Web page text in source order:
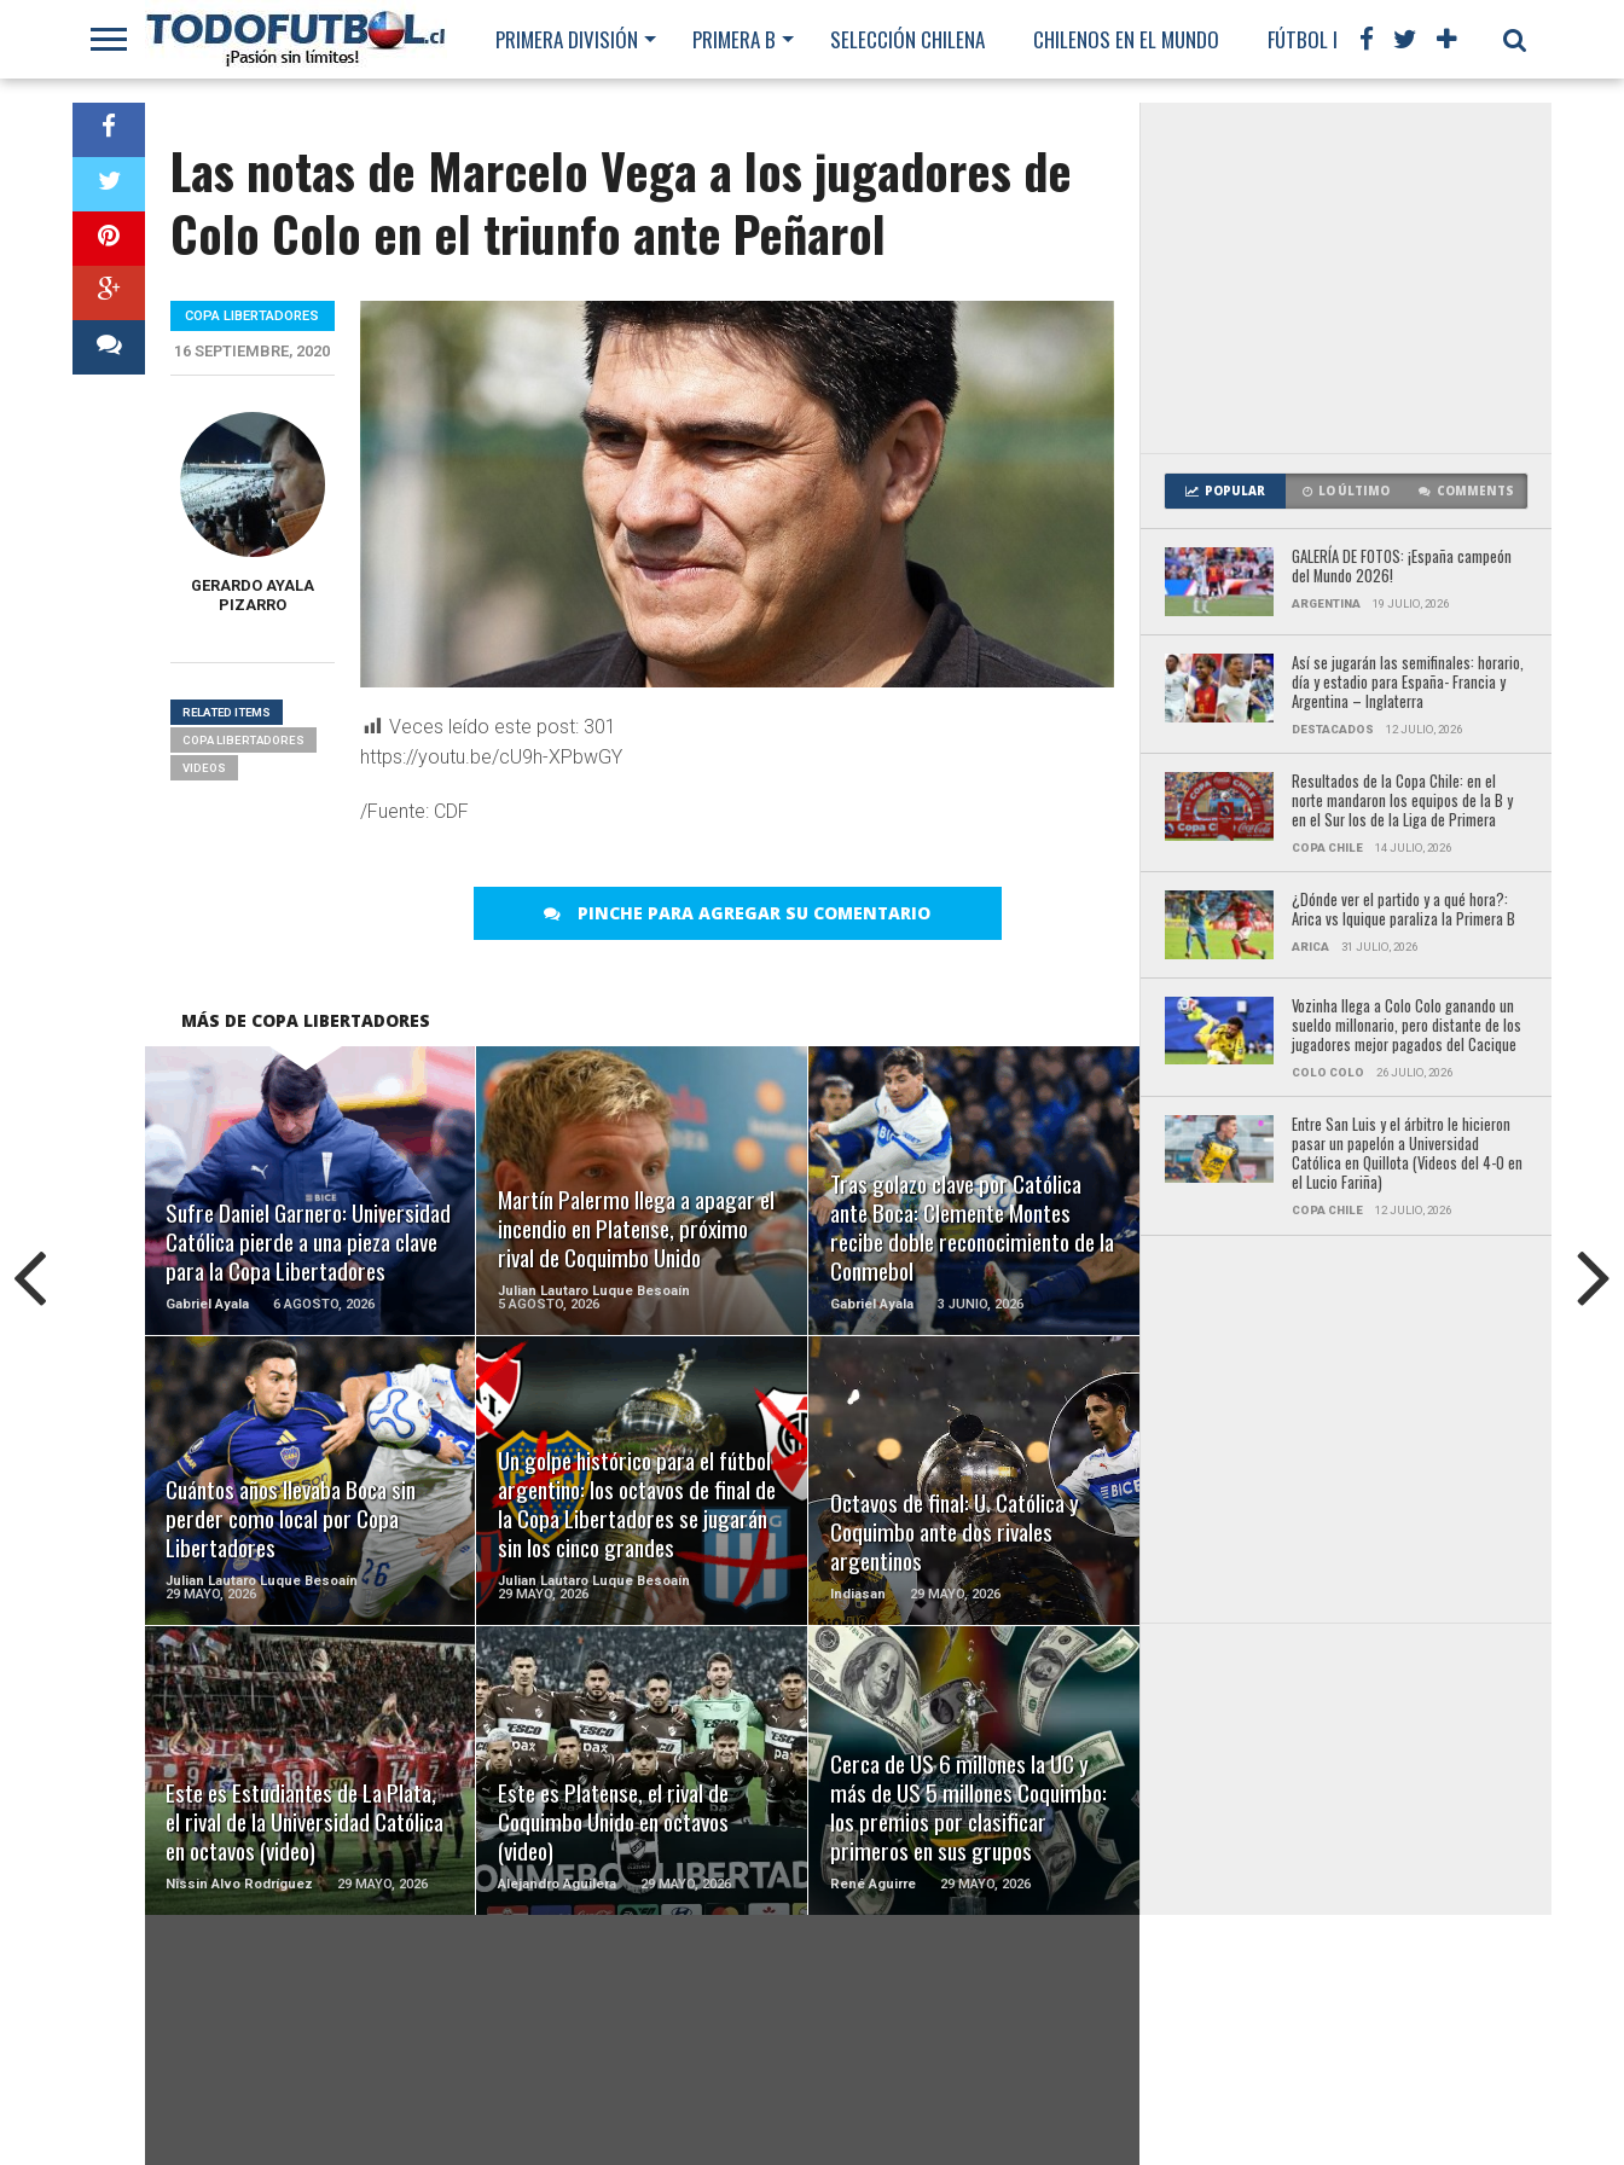
PRIMERA DIVISIÓN PRIMERA B SELECCIÓN CHILENA CHILENOS EN EL MUNDO FÚTBOL INTERNACIONAL
Las notas de Marcelo Vega a los jugadores de
Colo Colo en el triunfo ante Peñarol
Veces leído este post: 301
https://youtu.be/cU9h-XPbwGY
/Fuente: CDF
PINCHE PARA AGREGAR SU COMENTARIO
COPA LIBERTADORES
16 SEPTIEMBRE, 2020
GERARDO AYALA
PIZARRO
RELATED ITEMS
COPA LIBERTADORES
VIDEOS
MÁS DE COPA LIBERTADORES
Sufre Daniel Garnero: Universidad
Católica pierde a una pieza clave
para la Copa Libertadores
Gabriel Ayala 6 AGOSTO, 2026
LEER MÁS
Martín Palermo llega a apagar el
incendio en Platense, próximo
rival de Coquimbo Unido
Julian Lautaro Luque Besoaín
5 AGOSTO, 2026
LEER MÁS
Tras golazo clave por Católica
ante Boca: Clemente Montes
recibe doble reconocimiento de la
Conmebol
Gabriel Ayala 3 JUNIO, 2026
LEER MÁS
Cuántos años llevaba Boca sin
perder como local por Copa
Libertadores
Julian Lautaro Luque Besoaín
29 MAYO, 2026
LEER MÁS
Un golpe histórico para el fútbol
argentino: los octavos de final de
la Copa Libertadores se jugarán
sin los cinco grandes
Julian Lautaro Luque Besoaín
29 MAYO, 2026
LEER MÁS
Octavos de final: U. Católica y
Coquimbo ante dos rivales
argentinos
Indiasan 29 MAYO, 2026
LEER MÁS
Este es Estudiantes de La Plata,
el rival de la Universidad Católica
en octavos (video)
Nissin Alvo Rodríguez 29 MAYO, 2026
LEER MÁS
Este es Platense, el rival de
Coquimbo Unido en octavos
(video)
Alejandro Aguilera 29 MAYO, 2026
LEER MÁS
Cerca de US 6 millones la UC y
más de US 5 millones Coquimbo:
los premios por clasificar
primeros en sus grupos
René Aguirre 29 MAYO, 2026
LEER MÁS
POPULAR LO ÚLTIMO COMMENTS
GALERÍA DE FOTOS: ¡España campeón
del Mundo 2026!
ARGENTINA 19 JULIO, 2026
Así se jugarán las semifinales: horario,
día y estadio para España- Francia y
Argentina – Inglaterra
DESTACADOS 12 JULIO, 2026
Resultados de la Copa Chile: en el
norte mandaron los equipos de la B y
en el Sur los de la Liga de Primera
COPA CHILE 14 JULIO, 2026
¿Dónde ver el partido y a qué hora?:
Arica vs Iquique paraliza la Primera B
ARICA 31 JULIO, 2026
Vozinha llega a Colo Colo ganando un
sueldo millonario, pero distante de los
jugadores mejor pagados del Cacique
COLO COLO 26 JULIO, 2026
Entre San Luis y el árbitro le hicieron
pasar un papelón a Universidad
Católica en Quillota (Videos del 4-0 en
el Lucio Fariña)
COPA CHILE 12 JULIO, 2026